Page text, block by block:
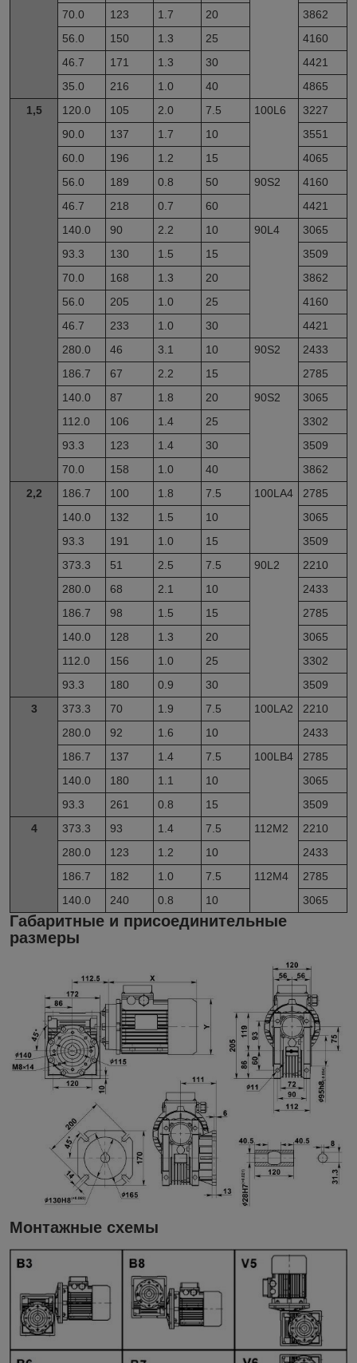
70.0
123 1.7 20
3862
56.0
150 1.3 25
4160
46.7
171 1.3 30
4421
35.0
216 1.0 40
4865
1,5
120.0 105 2.0 7.5 100L6
3227
90.0
137 1.7 10
3551
60.0
196 1.2 15
4065
56.0
189 0.8 50 90S2
4160
46.7
218 0.7 60
4421
140.0
90 2.2 10 90L4
3065
93.3
130 1.5 15
3509
70.0
168 1.3 20
3862
56.0
205 1.0 25
4160
46.7
233 1.0 30
4421
280.0
46 3.1 10 90S2
2433
186.7
67 2.2 15
2785
140.0
87 1.8 20 90S2
3065
112.0
106 1.4 25
3302
93.3
123 1.4 30
3509
70.0
158 1.0 40
3862
2,2
186.7 100 1.8 7.5 100LA4
2785
140.0
132 1.5 10
3065
93.3
191 1.0 15
3509
373.3
51 2.5 7.5 90L2
2210
280.0
68 2.1 10
2433
186.7
98 1.5 15
2785
140.0
128 1.3 20
3065
112.0
156 1.0 25
3302
93.3
180 0.9 30
3509
3
373.3 70 1.9 7.5 100LA2
2210
280.0
92 1.6 10
2433
186.7
137 1.4 7.5 100LB4
2785
140.0
180 1.1 10
3065
93.3
261 0.8 15
3509
4
373.3 93 1.4 7.5 112M2
2210
280.0
123 1.2 10
2433
186.7
182 1.0 7.5 112M4
2785
140.0
240 0.8 10 3065
Габаритные и присоединительные
размеры
Монтажные схемы